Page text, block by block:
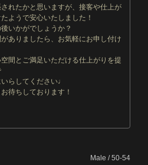
れたかと思いますが、接客や仕上が
ようで安心いたしました！
いかがでしょうか？
ありましたら、お気軽にお申し付け
間とご満足いただける仕上がりを提
らしてください♩
待ちしております！
Male / 50-54